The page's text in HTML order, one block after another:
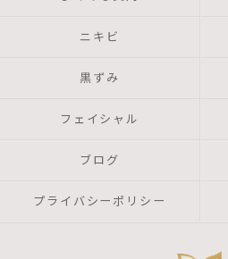
ニキビ
黒ずみ
フェイシャル
ブログ
プライバシーポリシー